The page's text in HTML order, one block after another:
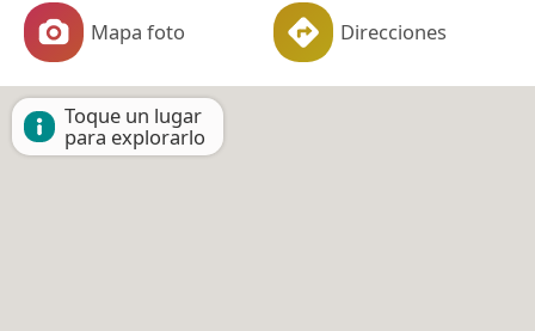
Mapa foto Direcciones
Toque un lugar
para explorarlo